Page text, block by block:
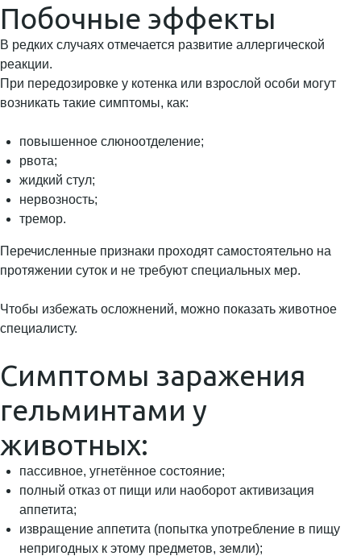
Побочные эффекты
В редких случаях отмечается развитие аллергической
реакции.
При передозировке у котенка или взрослой особи могут
возникать такие симптомы, как:
повышенное слюноотделение;
рвота;
жидкий стул;
нервозность;
тремор.
Перечисленные признаки проходят самостоятельно на
протяжении суток и не требуют специальных мер.
Чтобы избежать осложнений, можно показать животное
специалисту.
Симптомы заражения
гельминтами у
животных:
пассивное, угнетённое состояние;
полный отказ от пищи или наоборот активизация
аппетита;
извращение аппетита (попытка употребление в пищу
непригодных к этому предметов, земли);